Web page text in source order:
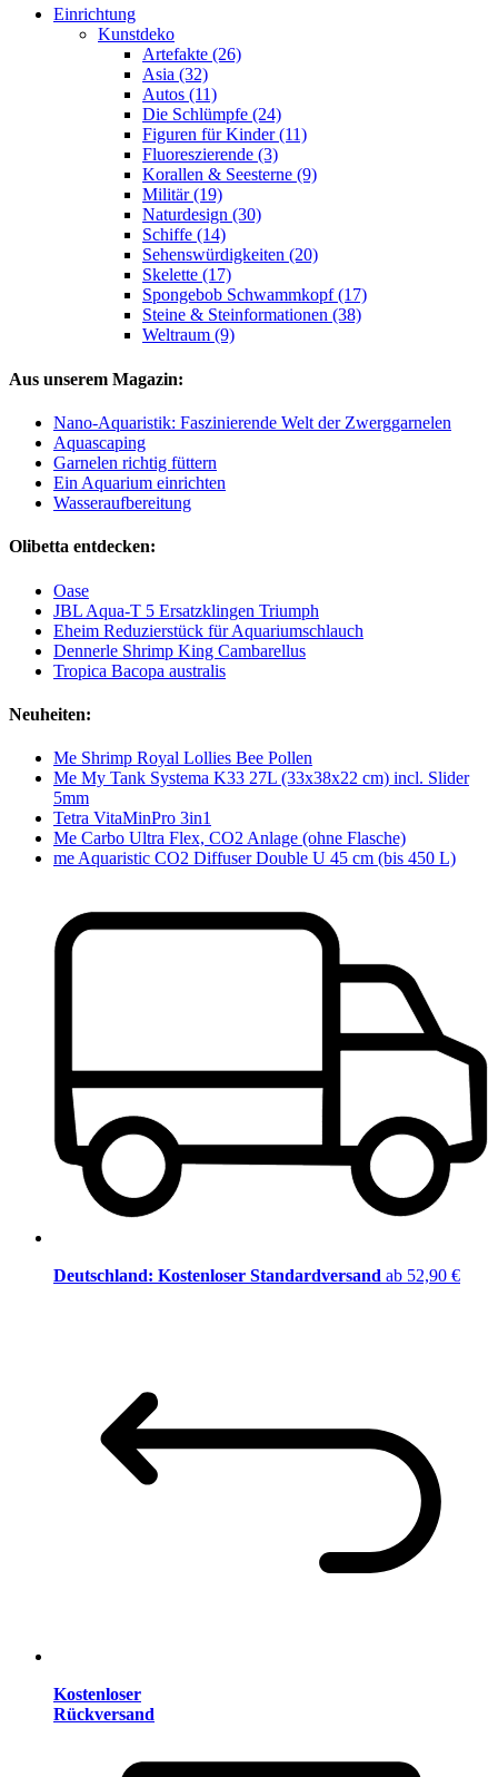
Einrichtung
Kunstdeko
Artefakte (26)
Asia (32)
Autos (11)
Die Schlümpfe (24)
Figuren für Kinder (11)
Fluoreszierende (3)
Korallen & Seesterne (9)
Militär (19)
Naturdesign (30)
Schiffe (14)
Sehenswürdigkeiten (20)
Skelette (17)
Spongebob Schwammkopf (17)
Steine & Steinformationen (38)
Weltraum (9)
Aus unserem Magazin:
Nano-Aquaristik: Faszinierende Welt der Zwerggarnelen
Aquascaping
Garnelen richtig füttern
Ein Aquarium einrichten
Wasseraufbereitung
Olibetta entdecken:
Oase
JBL Aqua-T 5 Ersatzklingen Triumph
Eheim Reduzierstück für Aquariumschlauch
Dennerle Shrimp King Cambarellus
Tropica Bacopa australis
Neuheiten:
Me Shrimp Royal Lollies Bee Pollen
Me My Tank Systema K33 27L (33x38x22 cm) incl. Slider
5mm
Tetra VitaMinPro 3in1
Me Carbo Ultra Flex, CO2 Anlage (ohne Flasche)
me Aquaristic CO2 Diffuser Double U 45 cm (bis 450 L)
Deutschland: Kostenloser Standardversand ab 52,90 €
Kostenloser
Rückversand